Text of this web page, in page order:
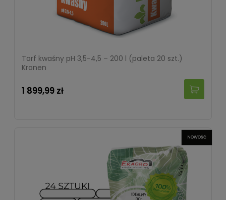
Torf kwaśny pH 3,5-4,5 – 200 l (paleta 20 szt.)
Kronen
1 899,99 zł
NOWOŚĆ